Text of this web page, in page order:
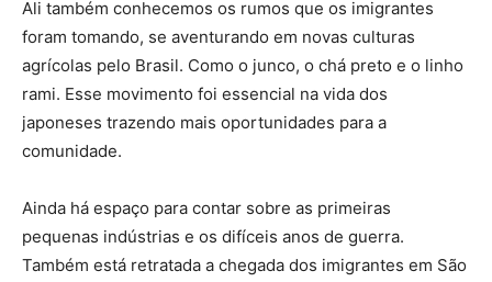
Ali também conhecemos os rumos que os imigrantes
foram tomando, se aventurando em novas culturas
agrícolas pelo Brasil. Como o junco, o chá preto e o linho
rami. Esse movimento foi essencial na vida dos
japoneses trazendo mais oportunidades para a
comunidade.
Ainda há espaço para contar sobre as primeiras
pequenas indústrias e os difíceis anos de guerra.
Também está retratada a chegada dos imigrantes em São